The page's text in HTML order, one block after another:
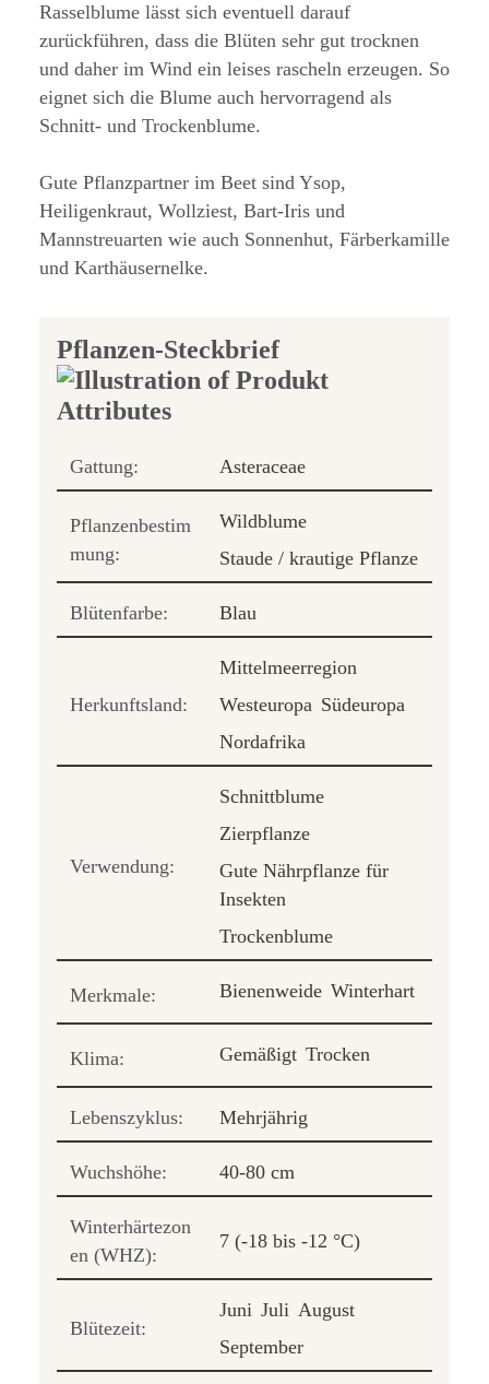
Rasselblume lässt sich eventuell darauf
zurückführen, dass die Blüten sehr gut trocknen
und daher im Wind ein leises rascheln erzeugen. So
eignet sich die Blume auch hervorragend als
Schnitt- und Trockenblume.
Gute Pflanzpartner im Beet sind Ysop,
Heiligenkraut, Wollziest, Bart-Iris und
Mannstreuarten wie auch Sonnenhut, Färberkamille
und Karthäusernelke.
Pflanzen-Steckbrief
Gattung: Asteraceae
Pflanzenbestim
mung:
Wildblume
Staude / krautige Pflanze
Blütenfarbe: Blau
Herkunftsland:
Mittelmeerregion
Westeuropa Südeuropa
Nordafrika
Verwendung:
Schnittblume
Zierpflanze
Gute Nährpflanze für
Insekten
Trockenblume
Merkmale: Bienenweide Winterhart
Klima: Gemäßigt Trocken
Lebenszyklus: Mehrjährig
Wuchshöhe: 40-80 cm
Winterhärtezon
en (WHZ):
7 (-18 bis -12 °C)
Blütezeit:
Juni Juli August
September